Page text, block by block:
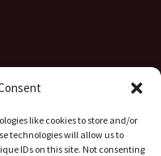
like cookies to store and/or
technologies will allow us to
IDs on this site. Not consenting